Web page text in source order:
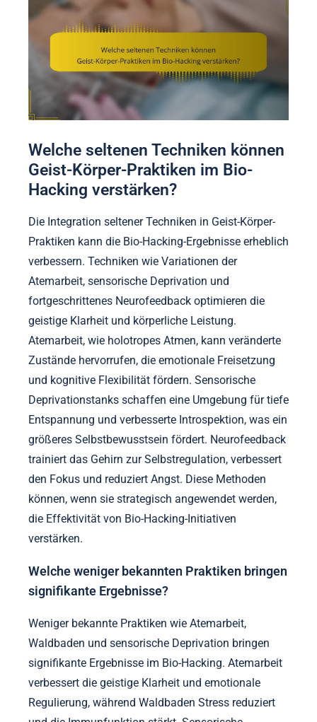
Welche seltenen Techniken können
Geist-Körper-Praktiken im Bio-
Hacking verstärken?
Die Integration seltener Techniken in Geist-Körper-
Praktiken kann die Bio-Hacking-Ergebnisse erheblich
verbessern. Techniken wie Variationen der
Atemarbeit, sensorische Deprivation und
fortgeschrittenes Neurofeedback optimieren die
geistige Klarheit und körperliche Leistung.
Atemarbeit, wie holotropes Atmen, kann veränderte
Zustände hervorrufen, die emotionale Freisetzung
und kognitive Flexibilität fördern. Sensorische
Deprivationstanks schaffen eine Umgebung für tiefe
Entspannung und verbesserte Introspektion, was ein
größeres Selbstbewusstsein fördert. Neurofeedback
trainiert das Gehirn zur Selbstregulation, verbessert
den Fokus und reduziert Angst. Diese Methoden
können, wenn sie strategisch angewendet werden,
die Effektivität von Bio-Hacking-Initiativen
verstärken.
Welche weniger bekannten Praktiken bringen
signifikante Ergebnisse?
Weniger bekannte Praktiken wie Atemarbeit,
Waldbaden und sensorische Deprivation bringen
signifikante Ergebnisse im Bio-Hacking. Atemarbeit
verbessert die geistige Klarheit und emotionale
Regulierung, während Waldbaden Stress reduziert